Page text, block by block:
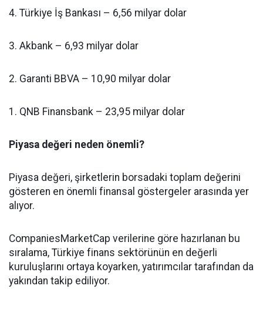
4. Türkiye İş Bankası – 6,56 milyar dolar
3. Akbank – 6,93 milyar dolar
2. Garanti BBVA – 10,90 milyar dolar
1. QNB Finansbank – 23,95 milyar dolar
Piyasa değeri neden önemli?
Piyasa değeri, şirketlerin borsadaki toplam değerini
gösteren en önemli finansal göstergeler arasında yer
alıyor.
CompaniesMarketCap verilerine göre hazırlanan bu
sıralama, Türkiye finans sektörünün en değerli
kuruluşlarını ortaya koyarken, yatırımcılar tarafından da
yakından takip ediliyor.